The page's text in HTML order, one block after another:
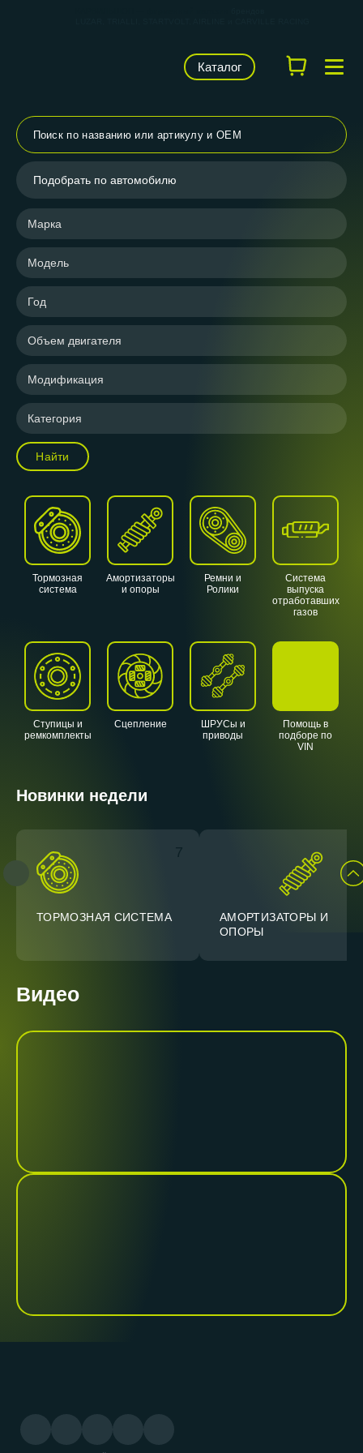
Каталог
Подобрать по автомобилю
Марка
Модель
Год
Объем двигателя
Модификация
Категория
Найти
Тормозная
система
Амортизаторы
и опоры
Ремни и
Ролики
Система
выпуска
отработавших
газов
Ступицы и
ремкомплекты
Сцепление
ШРУСы и
приводы
Помощь в
подборе по
VIN
Новинки недели
7
ТОРМОЗНАЯ СИСТЕМА
АМОРТИЗАТОРЫ И
ОПОРЫ
Видео